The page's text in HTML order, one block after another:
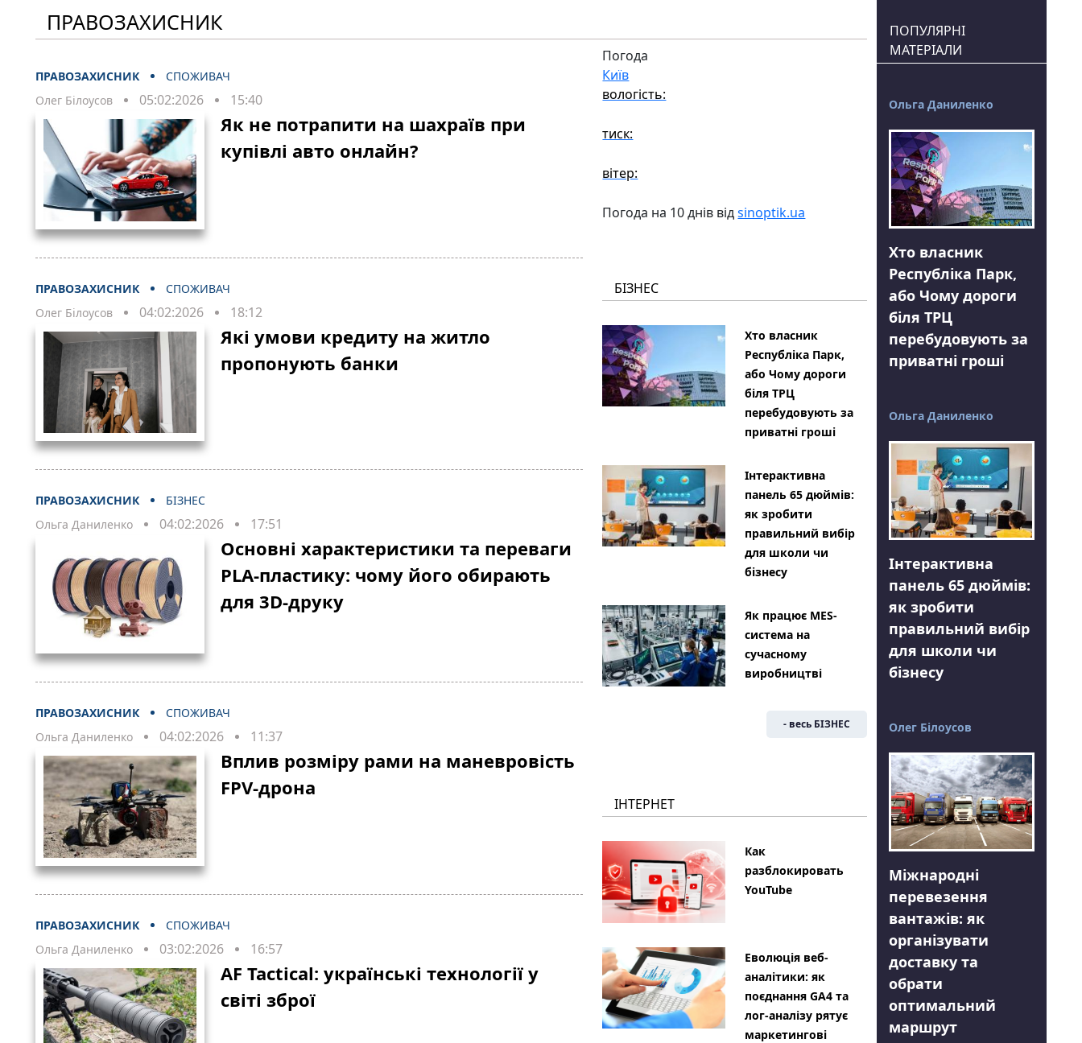
ПРАВОЗАХИСНИК
ПРАВОЗАХИСНИК
СПОЖИВАЧ
Олег Білоусов
05:02:2026 15:40
Як не потрапити на шахраїв при
купівлі авто онлайн?
ПРАВОЗАХИСНИК
СПОЖИВАЧ
Олег Білоусов
04:02:2026 18:12
Які умови кредиту на житло
пропонують банки
ПРАВОЗАХИСНИК
БІЗНЕС
Ольга Даниленко
04:02:2026 17:51
Основні характеристики та переваги
PLA-пластику: чому його обирають
для 3D-друку
ПРАВОЗАХИСНИК
СПОЖИВАЧ
Ольга Даниленко
04:02:2026 11:37
Вплив розміру рами на маневровість
FPV-дрона
ПРАВОЗАХИСНИК
СПОЖИВАЧ
Ольга Даниленко
03:02:2026 16:57
AF Tactical: українські технології у
світі зброї
Погода
Київ
вологість:
тиск:
вітер:
Погода на 10 днів відsinoptik.ua
БІЗНЕС
Хто власник
Республіка Парк,
або Чому дороги
біля ТРЦ
перебудовують за
приватні гроші
Інтерактивна
панель 65 дюймів:
як зробити
правильний вибір
для школи чи
бізнесу
Як працює MES-
система на
сучасному
виробництві
- весь БІЗНЕС
ІНТЕРНЕТ
Как
разблокировать
YouTube
Еволюція веб-
аналітики: як
поєднання GA4 та
лог-аналізу рятує
маркетингові
ПОПУЛЯРНІ
МАТЕРІАЛИ
Ольга Даниленко
Хто власник
Республіка Парк,
або Чому дороги
біля ТРЦ
перебудовують за
приватні гроші
Ольга Даниленко
Інтерактивна
панель 65 дюймів:
як зробити
правильний вибір
для школи чи
бізнесу
Олег Білоусов
Міжнародні
перевезення
вантажів: як
організувати
доставку та
обрати
оптимальний
маршрут